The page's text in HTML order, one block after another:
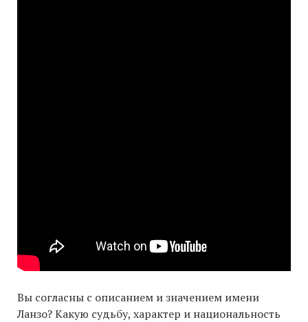
Вы согласны с описанием и значением имени
Ланзо? Какую судьбу, характер и национальность